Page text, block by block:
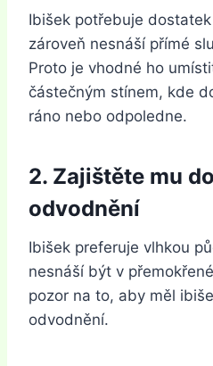
Ibišek potřebuje
zároveň nesnáší přímé
Proto je vhodné ho
částečným stínem, kde
ráno nebo odpoledne.
2. Zajištěte mu
odvodnění
Ibišek preferuje vlhkou
nesnáší být v
pozor na to, aby měl
odvodnění.